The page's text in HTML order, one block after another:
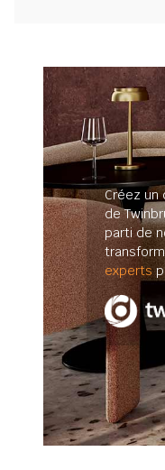
Créez
de
parti de
experts